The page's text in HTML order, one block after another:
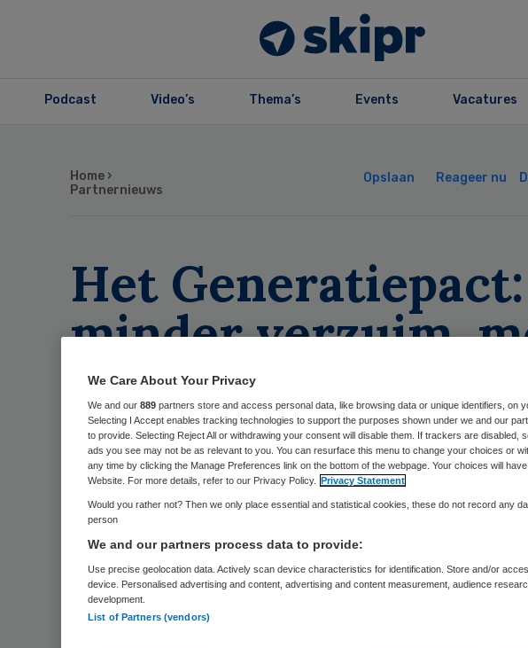
Podcast Video’s Thema’s Events Vacatures
Home ›
Partnernieuws
Opslaan Reageer nu
Het Generatiepact:
minder verzuim,
formatieruimte
Loyalis 29 maart 2019,12:18 215 keer gelezen
We Care About Your Privacy
We and our 889 partners store and access personal data, like browsing data or unique identifiers, on
Selecting I Accept enables tracking technologies to support the purposes shown under we and our
to provide. Selecting Reject All or withdrawing your consent will disable them. If trackers are disabled,
ads you see may not be as relevant to you. You can resurface this menu to change your choices or
any time by clicking the Manage Preferences link on the bottom of the webpage. Your choices will
Website. For more details, refer to our Privacy Policy. Privacy Statement
Would you rather not? Then we only place essential and statistical cookies, these do not record any
person
We and our partners process data to provide:
Use precise geolocation data. Actively scan device characteristics for identification. Store and/or
device. Personalised advertising and content, advertising and content measurement, audience
development.
List of Partners (vendors)